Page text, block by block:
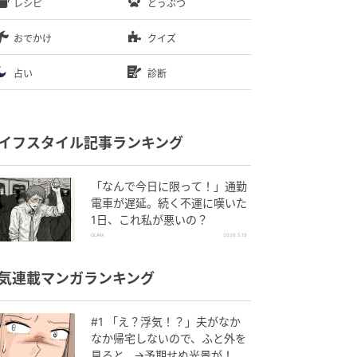
レシピ どうぶつ
おでかけ クイズ
占い 診断
フスタイル記事ランキング
「なんで今日に限って！」通勤
電車が遅延。続く不運に嘆いた
1日、これ私が悪いの？
GLAM 2026.5.19
連載マンガランキング
#1 「え？浮気！？」夫がなか
なか帰宅しないので、ふと外を